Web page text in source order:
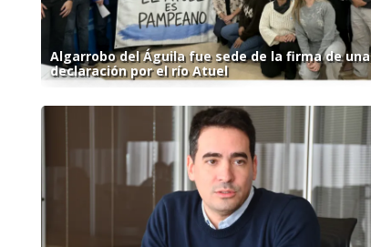
Algarrobo del Águila fue sede de la firma de una
declaración por el río Atuel